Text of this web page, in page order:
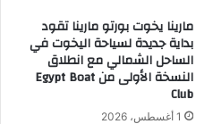
مارينا يخوت بورتو مارينا تقود
بداية جديدة لسياحة اليخوت في
الساحل الشمالي مع انطلاق
النسخة الأولى من Egypt Boat
Club
1 أغسطس، 2026